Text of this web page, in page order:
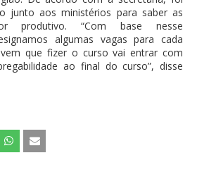
junto aos ministérios para saber as
produtivo. “Com base nesse
algumas vagas para cada
que fizer o curso vai entrar com
ao final do curso”, disse